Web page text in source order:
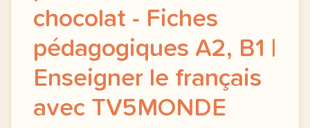
chocolat - Fiches
pédagogiques A2, B1 |
Enseigner le français
avec TV5MONDE